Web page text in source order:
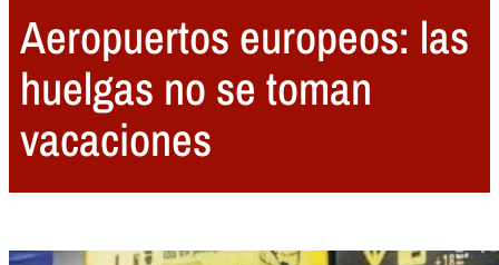
Aeropuertos europeos: las
huelgas no se toman
vacaciones